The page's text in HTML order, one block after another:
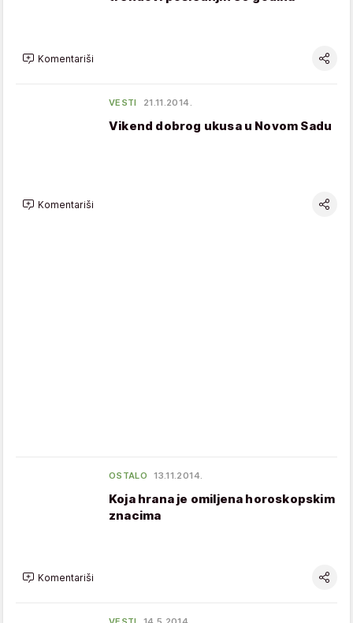
Komentariši
VESTI 21.11.2014.
Vikend dobrog ukusa u Novom Sadu
Komentariši
OSTALO 13.11.2014.
Koja hrana je omiljena horoskopskim
znacima
Komentariši